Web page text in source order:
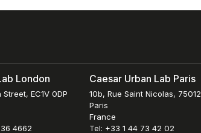
London
EC1V 0DP
4662
Caesar Urban Lab Paris
10b, Rue Saint Nicolas, 75012
Paris
France
Tel: +33 1 44 73 42 02